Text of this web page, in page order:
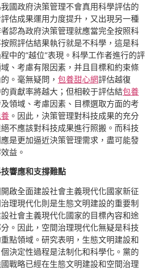
國政府決策管理不會真用科學評估的
估成果運用力度提升，又出現另一種
認為政府決策管理就應當完全按照科
照評估結果執行就是不科學，這是科
中的“越位”表現。科學工作者進行的評
、考慮有限因素，并且目標和約束條
。毫無疑問， 包養甜心網評估越復
貢獻率將越大；但相較于評估結包養
領域、考慮因素、目標選取方面的考
。因此，決策管理對科技成果的充分
不應該對科技成果進行照搬。而科技
是更加逼近決策管理需求，盡可能發
益。
響應和支撐難點
啟全面建設社會主義現代化國家新征
理現代化則是生態文明建設的重要制
社會主義現代化國家的目標內容和途
。因此，空間治理現代化無疑是科技
點領域。研究表明，生態文明建設和
決定性過程是法制化和科學化。黨的
戰略已經在生態文明建設和空間治理